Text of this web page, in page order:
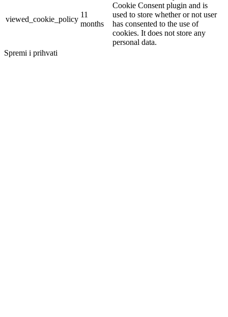
viewed_cookie_policy
11
months
Cookie Consent plugin and is
used to store whether or not user
has consented to the use of
cookies. It does not store any
personal data.
Spremi i prihvati